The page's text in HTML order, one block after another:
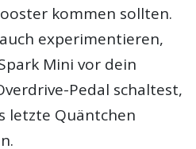
kommen sollten.
experimentieren,
Mini vor dein
Pedal schaltest,
letzte Quäntchen